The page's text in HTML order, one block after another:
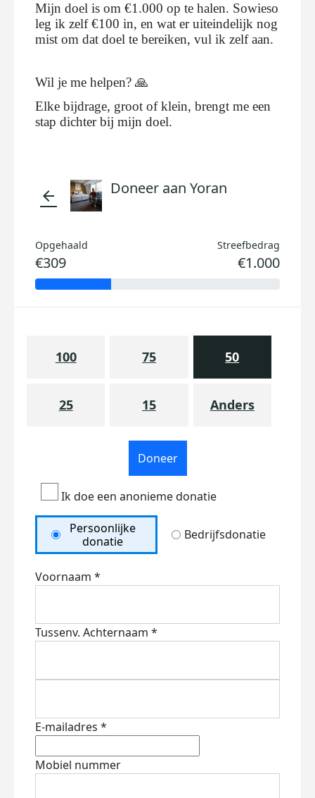
Mijn doel is om €1.000 op te halen. Sowieso
leg ik zelf €100 in, en wat er uiteindelijk nog
mist om dat doel te bereiken, vul ik zelf aan.
Wil je me helpen? 🙏
Elke bijdrage, groot of klein, brengt me een
stap dichter bij mijn doel.
arrow_back Doneer aan Yoran
Opgehaald
€309
Streefbedrag
€1.000
100 75 50
25 15 Anders
Doneer
Ik doe een anonieme donatie
Persoonlijke
donatie
Bedrijfsdonatie
Voornaam *
Tussenv. Achternaam *
E-mailadres *
Mobiel nummer